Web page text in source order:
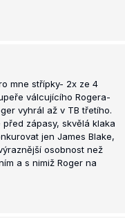
mne střípky- 2x ze 4
válcujícího Rogera-
vyhrál až v TB třetího.
zápasy, skvělá klaka
jen James Blake,
osobnost než
a s nimiž Roger na